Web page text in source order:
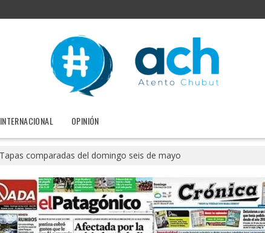
INTERNACIONAL OPINIÓN
Tapas comparadas del domingo seis de mayo